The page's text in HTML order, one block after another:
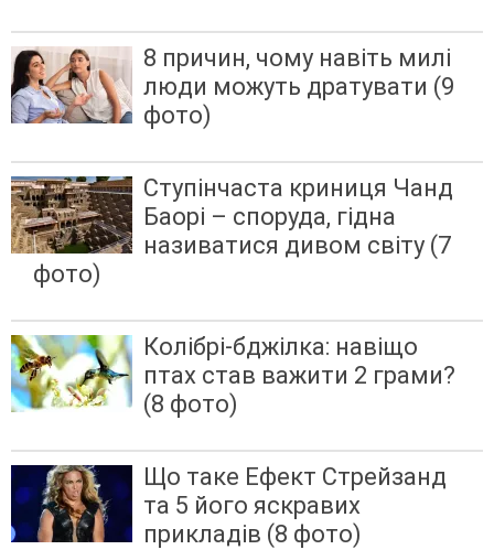
8 причин, чому навіть милі
люди можуть дратувати (9
фото)
Ступінчаста криниця Чанд
Баорі – споруда, гідна
називатися дивом світу (7
фото)
Колібрі-бджілка: навіщо
птах став важити 2 грами?
(8 фото)
Що таке Ефект Стрейзанд
та 5 його яскравих
прикладів (8 фото)